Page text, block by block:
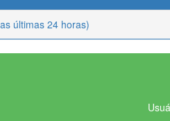
últimas 24 horas)